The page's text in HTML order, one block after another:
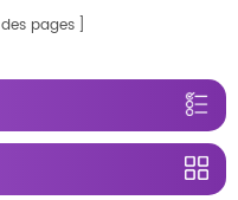
des pages